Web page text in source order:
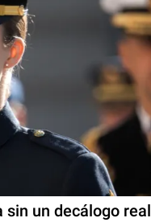
sin un decálogo real